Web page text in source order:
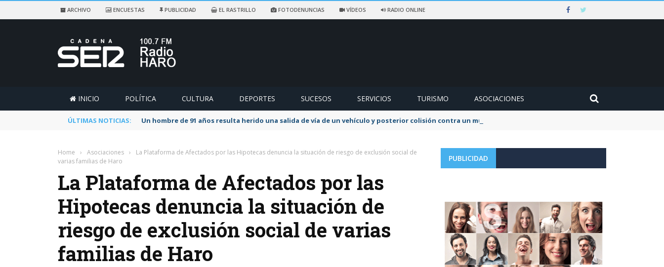
ARCHIVO ENCUESTAS PUBLICIDAD EL RASTRILLO FOTODENUNCIAS VÍDEOS RADIO ONLINE
INICIO POLÍTICA CULTURA DEPORTES SUCESOS SERVICIOS TURISMO ASOCIACIONES
ÚLTIMAS NOTICIAS: Un hombre de 91 años resulta herido una salida de vía de un vehículo y posterior colisión contra un muro en Ezcaray
Home › Asociaciones ›
La Plataforma de Afectados por las Hipotecas denuncia la situación de riesgo de exclusión social de
varias familias de Haro
La Plataforma de Afectados por las
Hipotecas denuncia la situación de
riesgo de exclusión social de varias
familias de Haro
PUBLICIDAD